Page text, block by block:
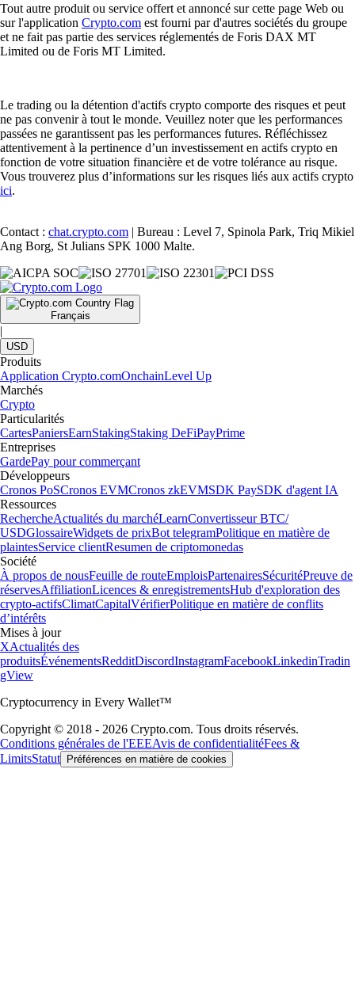
Tout autre produit ou service offert et annoncé sur cette page Web ou
sur l'application Crypto.com est fourni par d'autres sociétés du groupe
et ne fait pas partie des services réglementés de Foris DAX MT
Limited ou de Foris MT Limited.
Le trading ou la détention d'actifs crypto comporte des risques et peut
ne pas convenir à tout le monde. Veuillez noter que les performances
passées ne garantissent pas les performances futures. Réfléchissez
attentivement à la pertinence d’un investissement en actifs crypto en
fonction de votre situation financière et de votre tolérance au risque.
Vous trouverez plus d’informations sur les risques liés aux actifs crypto
ici.
Contact : chat.crypto.com | Bureau : Level 7, Spinola Park, Triq Mikiel
Ang Borg, St Julians SPK 1000 Malte.
Français
|
USD
Produits
Application Crypto.comOnchainLevel Up
Marchés
Crypto
Particularités
CartesPaniersEarnStakingStaking DeFiPayPrime
Entreprises
GardePay pour commerçant
Développeurs
Cronos PoSCronos EVMCronos zkEVMSDK PaySDK d'agent IA
Ressources
RechercheActualités du marchéLearnConvertisseur BTC/
USDGlossaireWidgets de prixBot telegramPolitique en matière de
plaintesService clientResumen de criptomonedas
Société
À propos de nousFeuille de routeEmploisPartenairesSécuritéPreuve de
réservesAffiliationLicences & enregistrementsHub d'exploration des
crypto-actifsClimatCapitalVérifierPolitique en matière de conflits
d’intérêts
Mises à jour
XActualités des
produitsÉvénementsRedditDiscordInstagramFacebookLinkedinTradin
gView
Cryptocurrency in Every Wallet™
Copyright © 2018 - 2026 Crypto.com. Tous droits réservés.
Conditions générales de l'EEEAvis de confidentialitéFees &
LimitsStatut Préférences en matière de cookies